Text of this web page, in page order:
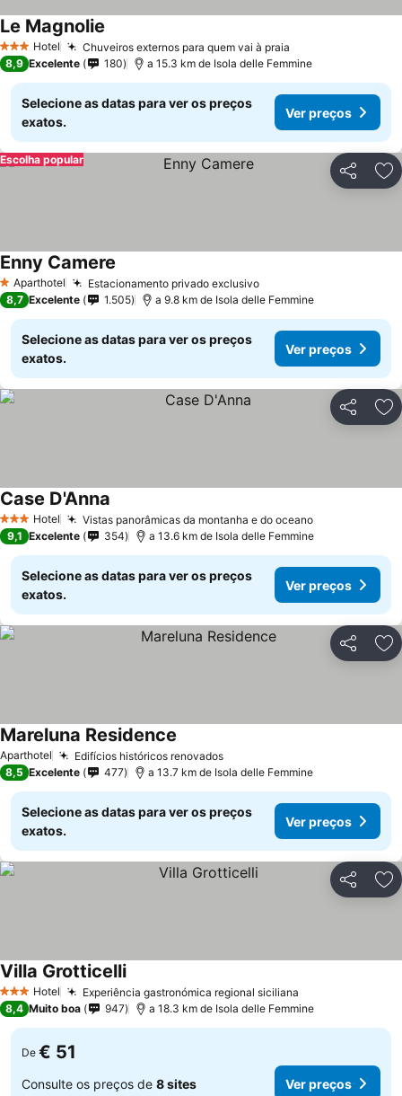
3 EstrelasHotel Chuveiros externos para quem vai à praia
Le Magnolie
8,9 Excelente 180 a 15.3 km de Isola delle Femmine
Selecione as datas para ver os preços
exatos.
Ver preços
Partilhar
Escolha popular
1 Estrelas
Aparthotel Estacionamento privado exclusivo
Enny Camere
8,7 Excelente 1.505 a 9.8 km de Isola delle Femmine
Selecione as datas para ver os preços
exatos.
Ver preços
Partilhar
3 EstrelasHotel Vistas panorâmicas da montanha e do oceano
Case D'Anna
9,1 Excelente 354 a 13.6 km de Isola delle Femmine
Selecione as datas para ver os preços
exatos.
Ver preços
Partilhar
Aparthotel Edifícios históricos renovados
Mareluna Residence
8,5 Excelente 477 a 13.7 km de Isola delle Femmine
Selecione as datas para ver os preços
exatos.
Ver preços
Partilhar
3 EstrelasHotel Experiência gastronómica regional siciliana
Villa Grotticelli
8,4 Muito boa 947 a 18.3 km de Isola delle Femmine
De € 51
Consulte os preços de 8 sites Ver preços